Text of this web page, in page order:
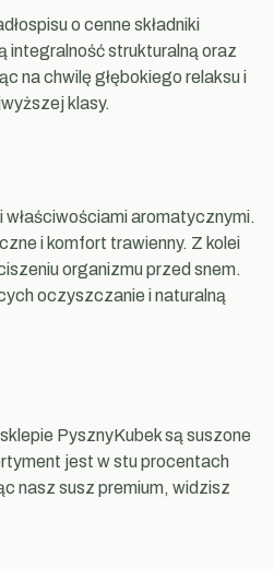
o cenne składniki
integralność strukturalną oraz
na chwilę głębokiego relaksu i
klasy.
aromatycznymi.
i komfort trawienny. Z kolei
organizmu przed snem.
oczyszczanie i naturalną
PysznyKubek są suszone
jest w stu procentach
nasz susz premium, widzisz